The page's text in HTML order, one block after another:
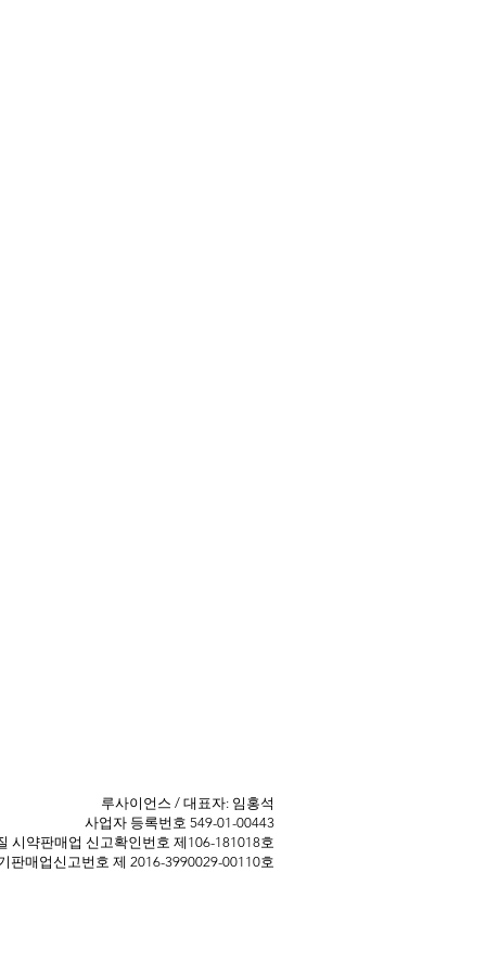
​루사이언스 / 대표자: 임홍석
사업자 등록번호 549-01-00443
시약판매업 신고확인번호 제106-181018호
판매업신고번호 제 2016-3990029-00110호